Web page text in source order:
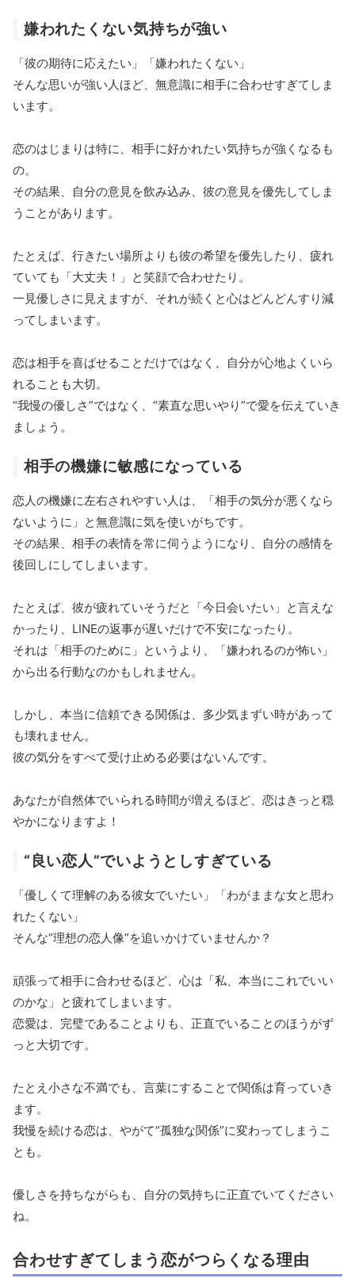
嫌われたくない気持ちが強い
「彼の期待に応えたい」「嫌われたくない」
そんな思いが強い人ほど、無意識に相手に合わせすぎてしま
います。
恋のはじまりは特に、相手に好かれたい気持ちが強くなるも
の。
その結果、自分の意見を飲み込み、彼の意見を優先してしま
うことがあります。
たとえば、行きたい場所よりも彼の希望を優先したり、疲れ
ていても「大丈夫！」と笑顔で合わせたり。
一見優しさに見えますが、それが続くと心はどんどんすり減
ってしまいます。
恋は相手を喜ばせることだけではなく、自分が心地よくいら
れることも大切。
“我慢の優しさ”ではなく、“素直な思いやり”で愛を伝えていき
ましょう。
相手の機嫌に敏感になっている
恋人の機嫌に左右されやすい人は、「相手の気分が悪くなら
ないように」と無意識に気を使いがちです。
その結果、相手の表情を常に伺うようになり、自分の感情を
後回しにしてしまいます。
たとえば、彼が疲れていそうだと「今日会いたい」と言えな
かったり、LINEの返事が遅いだけで不安になったり。
それは「相手のために」というより、「嫌われるのが怖い」
から出る行動なのかもしれません。
しかし、本当に信頼できる関係は、多少気まずい時があって
も壊れません。
彼の気分をすべて受け止める必要はないんです。
あなたが自然体でいられる時間が増えるほど、恋はきっと穏
やかになりますよ！
“良い恋人”でいようとしすぎている
「優しくて理解のある彼女でいたい」「わがままな女と思わ
れたくない」
そんな“理想の恋人像”を追いかけていませんか？
頑張って相手に合わせるほど、心は「私、本当にこれでいい
のかな」と疲れてしまいます。
恋愛は、完璧であることよりも、正直でいることのほうがず
っと大切です。
たとえ小さな不満でも、言葉にすることで関係は育っていき
ます。
我慢を続ける恋は、やがて“孤独な関係”に変わってしまうこ
とも。
優しさを持ちながらも、自分の気持ちに正直でいてください
ね。
合わせすぎてしまう恋がつらくなる理由